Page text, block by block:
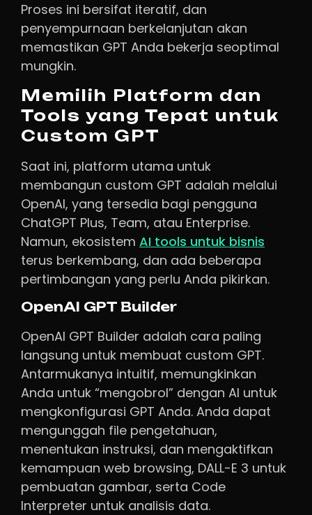
Proses ini bersifat iteratif, dan
penyempurnaan berkelanjutan akan
memastikan GPT Anda bekerja seoptimal
mungkin.
Memilih Platform dan
Tools yang Tepat untuk
Custom GPT
Saat ini, platform utama untuk
membangun custom GPT adalah melalui
OpenAI, yang tersedia bagi pengguna
ChatGPT Plus, Team, atau Enterprise.
Namun, ekosistem AI tools untuk bisnis
terus berkembang, dan ada beberapa
pertimbangan yang perlu Anda pikirkan.
OpenAI GPT Builder
OpenAI GPT Builder adalah cara paling
langsung untuk membuat custom GPT.
Antarmukanya intuitif, memungkinkan
Anda untuk “mengobrol” dengan AI untuk
mengkonfigurasi GPT Anda. Anda dapat
mengunggah file pengetahuan,
menentukan instruksi, dan mengaktifkan
kemampuan web browsing, DALL-E 3 untuk
pembuatan gambar, serta Code
Interpreter untuk analisis data.